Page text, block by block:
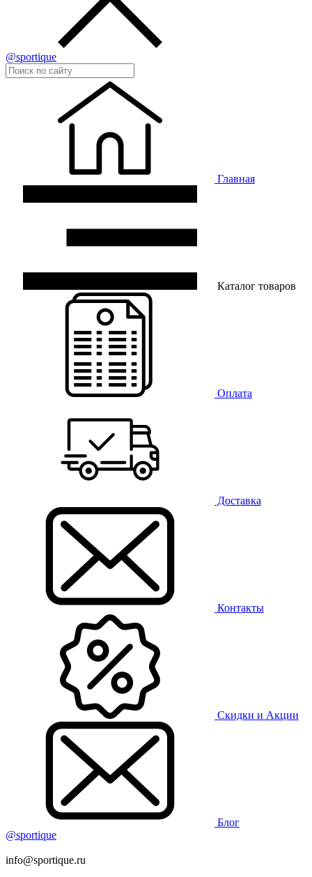
@sportique
Главная
Каталог товаров
Оплата
Доставка
Контакты
Скидки и Акции
Блог
@sportique
info@sportique.ru